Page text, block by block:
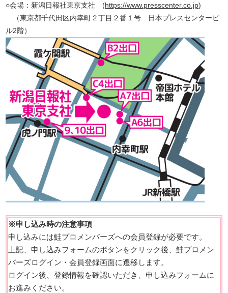
○会場：新潟日報社東京支社 (https://www.presscenter.co.jp)
（東京都千代田区内幸町２丁目２番１号 日本プレスセンタービ
ル2階）
※申し込み時の注意事項
申し込みには鮭プロメンバーズへの会員登録が必要です。
上記、申し込みフォームのボタンをクリック後、鮭プロメン
バーズログイン・会員登録画面に遷移します。
ログイン後、登録情報を確認いただき、申し込みフォームに
お進みください。